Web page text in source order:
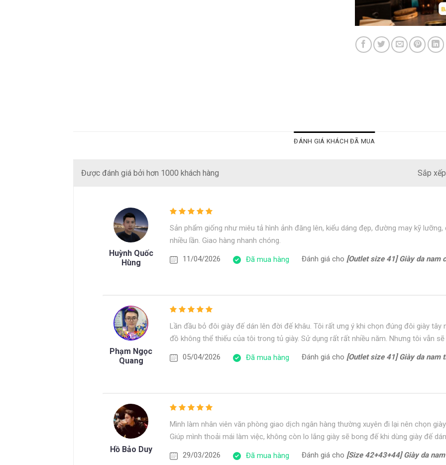
ĐÁNH GIÁ KHÁCH ĐÃ MUA
Được đánh giá bởi hơn 1000 khách hàng Sắp
Huỳnh Quốc
Hùng
Sản phẩm giống như miêu tả hình ảnh đăng lên, kiểu dáng đẹp, đường may kỹ
nhiều lần. Giao hàng nhanh chóng.
11/04/2026 Đã mua hàng Đánh giá cho [Outlet size 41] Giày da nam cổ điển đế
Phạm Ngọc
Quang
Lần đầu bỏ đôi giày đế dán lên đời đế khâu. Tôi rất ưng ý khi chọn đúng đôi giày
đồ không thể thiếu của tôi trong tủ giày. Sử dụng rất rất nhiều năm. Nhưng tôi vẫn
05/04/2026 Đã mua hàng Đánh giá cho [Outlet size 41] Giày da nam trẻ
Hồ Bảo Duy
Mình làm nhân viên văn phòng giao dịch ngân hàng thường xuyên đi lại nên chọn
Giúp mình thoải mái làm việc, không còn lo lắng giày sẽ bong đế khi dùng giày đế
29/03/2026 Đã mua hàng Đánh giá cho [Size 42+43+44] Giày da nam công sở form